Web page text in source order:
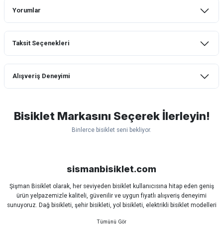
Yorumlar
Taksit Seçenekleri
Alışveriş Deneyimi
lastik yanak kısmından 3cm yarıldı ama
normal sürüşe uygun
Bahriye Akay Tan | 21/07/2026
Siparişim problemsiz geldi teşekkürler.
Bisiklet Markasını Seçerek İlerleyin!
Binlerce bisiklet seni bekliyor.
sismanbisiklet.com
Şişman Bisiklet olarak, her seviyeden bisiklet kullanıcısına hitap eden geniş
ürün yelpazemizle kaliteli, güvenilir ve uygun fiyatlı alışveriş deneyimi
sunuyoruz. Dağ bisikleti, şehir bisikleti, yol bisikleti, elektrikli bisiklet modelleri